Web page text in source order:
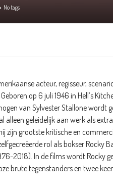
No tags
acteur, regisseur,
op 6 juli 1946 in Hell’s
van Sylvester Stallone wordt
alleen geleidelijk aan werk als
zijn grootste kritische en
rol als bokser Rocky
2018). In de films wordt Rocky
brute tegenstanders en twee